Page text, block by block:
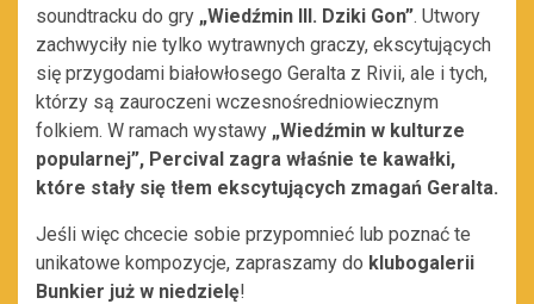
soundtracku do gry „Wiedźmin III. Dziki Gon”. Utwory
zachwyciły nie tylko wytrawnych graczy, ekscytujących
się przygodami białowłosego Geralta z Rivii, ale i tych,
którzy są zauroczeni wczesnośredniowiecznym
folkiem. W ramach wystawy „Wiedźmin w kulturze
popularnej”, Percival zagra właśnie te kawałki,
które stały się tłem ekscytujących zmagań Geralta.
Jeśli więc chcecie sobie przypomnieć lub poznać te
unikatowe kompozycje, zapraszamy do klubogalerii
Bunkier już w niedzielę!